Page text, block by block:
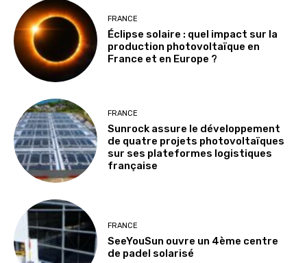
FRANCE
Éclipse solaire : quel impact sur la
production photovoltaïque en
France et en Europe ?
FRANCE
Sunrock assure le développement
de quatre projets photovoltaïques
sur ses plateformes logistiques
française
FRANCE
SeeYouSun ouvre un 4ème centre
de padel solarisé